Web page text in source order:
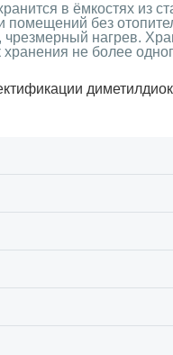
в ёмкостях из
помещений без
чрезмерный нагрев.
не более